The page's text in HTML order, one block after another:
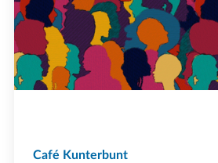
Café Kunterbunt